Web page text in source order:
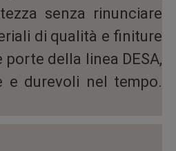
senza rinunciare
di qualità e finiture
della linea DESA,
e durevoli nel tempo.